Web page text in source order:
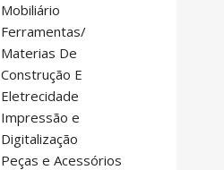
Mobiliário
Ferramentas/
Materias De
Construção E
Eletrecidade
Impressão e
Digitalização
Peças e Acessórios